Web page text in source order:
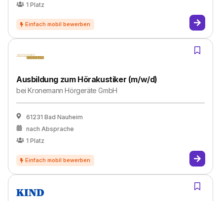
1 Platz
Ausbildung zum Hörakustiker (m/w/d)
beiKronemann Hörgeräte GmbH
61231 Bad Nauheim
nach Absprache
1 Platz